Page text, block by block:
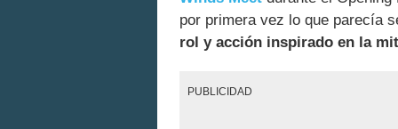
por primera vez lo que parecía
rol y acción inspirado en la
PUBLICIDAD